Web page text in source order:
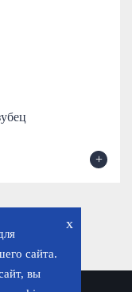
+
x
сайта.
вы